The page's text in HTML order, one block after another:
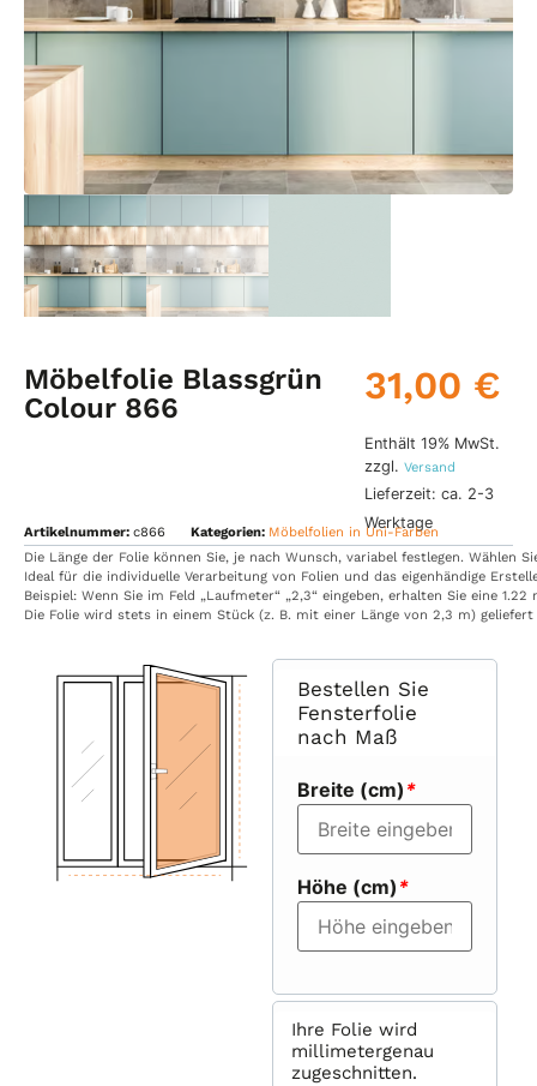
Möbelfolie Blassgrün
Colour 866
31,00 €
Enthält 19% MwSt.
zzgl. Versand
Lieferzeit: ca. 2-3
Werktage
Artikelnummer: c866 Kategorien: Möbelfolien in Uni-Farben
Die Länge der Folie können Sie, je nach Wunsch, variabel festlegen. Wählen
Ideal für die individuelle Verarbeitung von Folien und das eigenhändige
Beispiel: Wenn Sie im Feld „Laufmeter“ „2,3“ eingeben, erhalten Sie eine 1.22
Die Folie wird stets in einem Stück (z. B. mit einer Länge von 2,3 m) geliefert
Bestellen Sie
Fensterfolie
nach Maß
Breite (cm) *
Höhe (cm) *
Ihre Folie wird
millimetergenau
zugeschnitten.